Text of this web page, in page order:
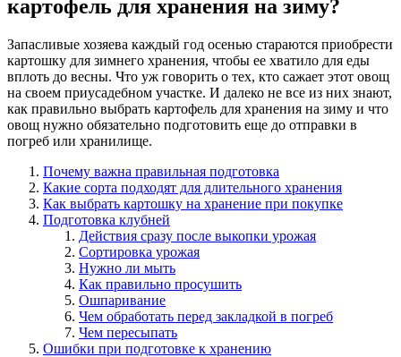
картофель для хранения на зиму?
Запасливые хозяева каждый год осенью стараются приобрести
картошку для зимнего хранения, чтобы ее хватило для еды
вплоть до весны. Что уж говорить о тех, кто сажает этот овощ
на своем приусадебном участке. И далеко не все из них знают,
как правильно выбрать картофель для хранения на зиму и что
овощ нужно обязательно подготовить еще до отправки в
погреб или хранилище.
Почему важна правильная подготовка
Какие сорта подходят для длительного хранения
Как выбрать картошку на хранение при покупке
Подготовка клубней
Действия сразу после выкопки урожая
Сортировка урожая
Нужно ли мыть
Как правильно просушить
Ошпаривание
Чем обработать перед закладкой в погреб
Чем пересыпать
Ошибки при подготовке к хранению